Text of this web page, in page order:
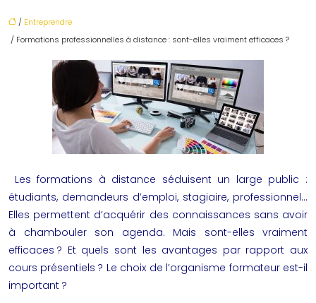
/ Entreprendre
/ Formations professionnelles à distance : sont-elles vraiment efficaces ?
Lesformations à distance séduisent un large public :
étudiants, demandeurs d’emploi, stagiaire, professionnel…
Elles permettent d’acquérir des connaissances sans avoir
à chambouler son agenda. Mais sont-elles vraiment
efficaces ? Et quels sont les avantages par rapport aux
cours présentiels ? Le choix de l’organisme formateur est-il
important ?